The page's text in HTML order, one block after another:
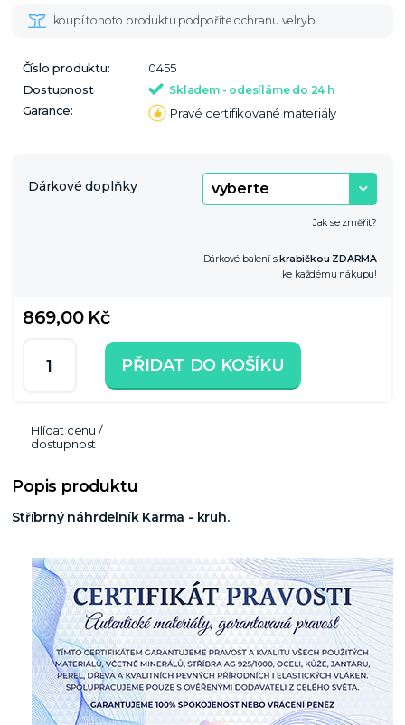
Číslo produktu:
0455
Dostupnost
Skladem - odesíláme do 24 h
Garance: Pravé certifikované materiály
Dárkové doplňky
Jak se změřit?
Dárkové balení s krabičkou ZDARMA
ke každému nákupu!
869,00 Kč
PŘIDAT DO KOŠÍKU
Hlídat cenu /
dostupnost
Popis produktu
Stříbrný náhrdelník Karma - kruh.